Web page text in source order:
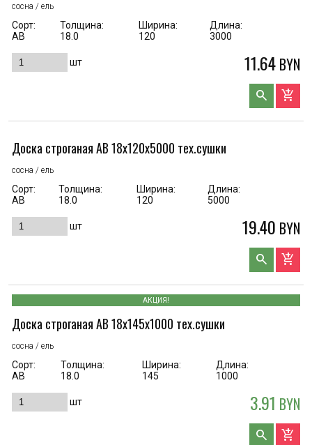
сосна / ель
Сорт:
АВ
Толщина:
18.0
Ширина:
120
Длина:
3000
шт 11.64 BYN
search add_shopping_cart
Доска строганая AB 18x120x5000 тех.сушки
сосна / ель
Сорт:
АВ
Толщина:
18.0
Ширина:
120
Длина:
5000
шт 19.40 BYN
search add_shopping_cart
АКЦИЯ!
Доска строганая AB 18x145x1000 тех.сушки
сосна / ель
Сорт:
АВ
Толщина:
18.0
Ширина:
145
Длина:
1000
шт 3.91 BYN
search add_shopping_cart